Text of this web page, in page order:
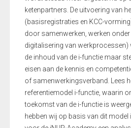
ketenpartners. De uitvoering van
(basisregistraties en KCC-
door samenwerken, werken
digitalisering van werkprocessen)
de inhoud van de i-functie maar
eisen aan de kennis en
of samenwerkingsverband. Lees
referentiemodel i-functie, waarin
toekomst van de i-functie is
hebben wij op basis van dit model